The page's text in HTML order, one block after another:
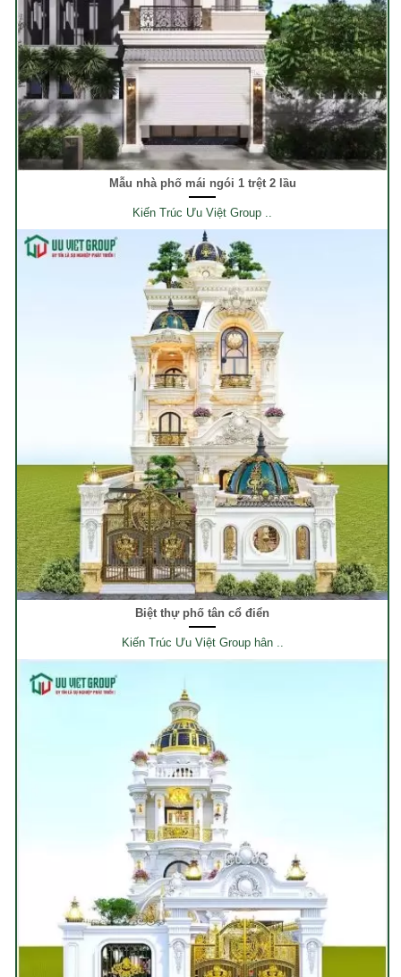
Mẫu nhà phố mái ngói 1 trệt 2 lầu
Kiến Trúc Ưu Việt Group ..
Biệt thự phố tân cổ điển
Kiến Trúc Ưu Việt Group hân ..